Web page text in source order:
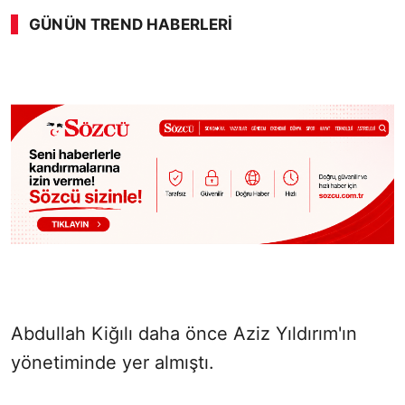
GÜNÜN TREND HABERLERI
00:02 / 02:14
Abdullah Kiğılı daha önce Aziz Yıldırım'ın
yönetiminde yer almıştı.